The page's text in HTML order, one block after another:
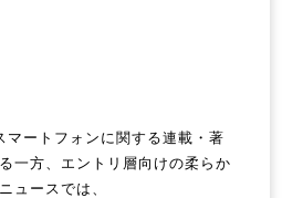
ートフォンに関する連載・著
一方、エントリ層向けの柔らか
ュースでは、